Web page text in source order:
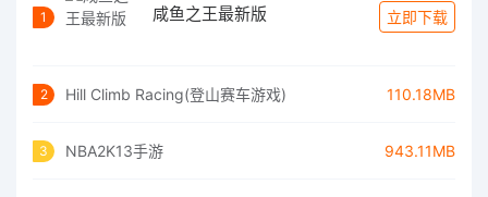
1 咸鱼之王最新版 立即下载
2 Hill Climb Racing(登山赛车游戏) 110.18MB
3 NBA2K13手游 943.11MB